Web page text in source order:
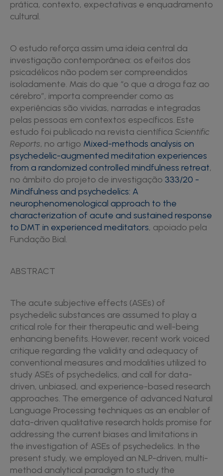
prática, contexto, expectativas e enquadramento
cultural.
O estudo reforça assim uma ideia central da
investigação contemporânea: os efeitos dos
psicadélicos não podem ser compreendidos
isoladamente. Mais do que “o que a droga faz ao
cérebro”, importa compreender como as
experiências são vividas, narradas e integradas
pelas pessoas em contextos específicos. Este
estudo foi publicado na revista científica Scientific
Reports, no artigo Mixed-methods analysis on
psychedelic-augmented meditation experiences
from a randomized controlled mindfulness retreat,
no âmbito do projeto de investigação 333/20 -
Mindfulness and psychedelics: A
neurophenomenological approach to the
characterization of acute and sustained response
to DMT in experienced meditators, apoiado pela
Fundação Bial.
ABSTRACT
The acute subjective effects (ASEs) of
psychedelic substances are assumed to play a
critical role for their therapeutic and well-being
enhancing benefits. However, recent work voiced
critique regarding the validity and adequacy of
conventional measures and modalities utilized to
study ASEs of psychedelics, and call for data-
driven, unbiased, and experience-based research
approaches. The emergence of advanced Natural
Language Processing techniques as an enabler of
data-driven qualitative research holds promise for
addressing the current biases and limitations in
the investigation of ASEs of psychedelics. In the
present study, we employed an NLP-driven, multi-
method analytical paradigm to study the